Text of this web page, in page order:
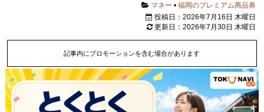
マネー •福岡のプレミアム商品券
投稿日：2026年7月16日 木曜日
更新日：2026年7月30日 木曜日
記事内にプロモーションを含む場合があります